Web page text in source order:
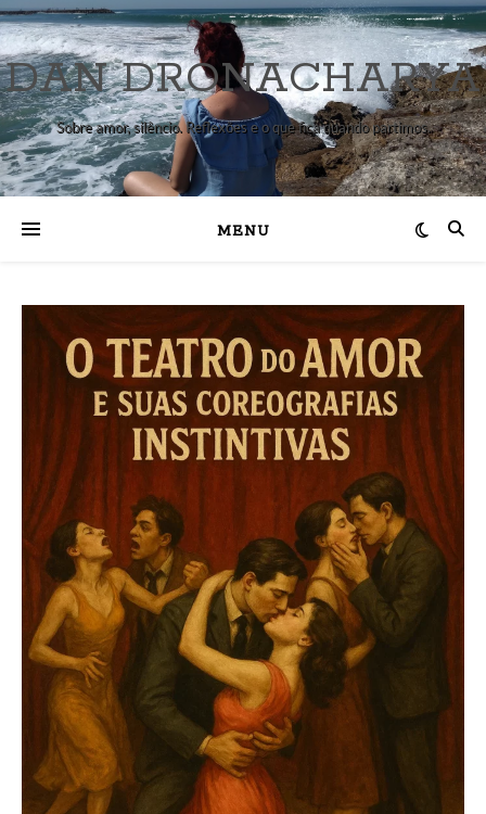
DAN DRONACHARYA
Sobre amor, silêncio. Reflexões e o que fica quando partimos.
MENU